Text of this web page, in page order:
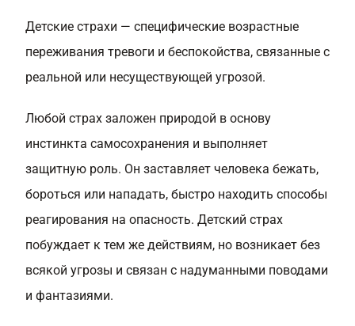
Детские страхи — специфические возрастные
переживания тревоги и беспокойства, связанные с
реальной или несуществующей угрозой.
Любой страх заложен природой в основу
инстинкта самосохранения и выполняет
защитную роль. Он заставляет человека бежать,
бороться или нападать, быстро находить способы
реагирования на опасность. Детский страх
побуждает к тем же действиям, но возникает без
всякой угрозы и связан с надуманными поводами
и фантазиями.